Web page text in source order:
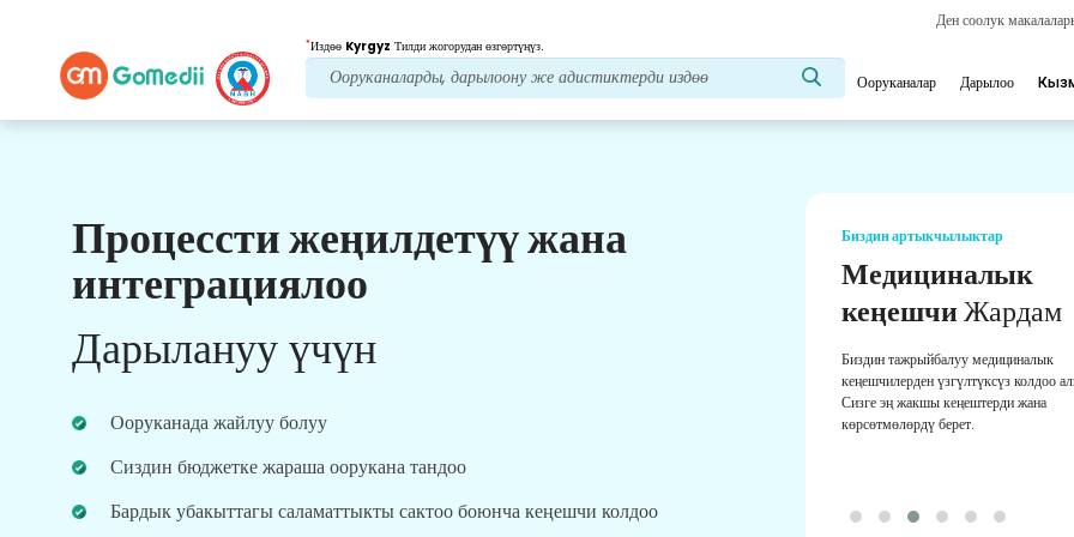
Ден соолук
*Издөө Kyrgyz Тилди жогорудан өзгөртүңүз.
Ооруканалар Дарылоо
Процессти жеңилдетүү жана
интеграциялоо
Дарылануу үчүн
Ооруканада жайлуу болуу
Сиздин бюджетке жараша оорукана тандоо
Бардык убакыттагы саламаттыкты сактоо боюнча кеңешчи колдоо
Биздин артыкчылыктар
Пост дарылоокам
көрүү
Ар дайым көйгөйлөрүңүздү чечүү үчүн биздин
дарылоо муктаждыктарыңыз боюнча
Биздин артыкчылыктар
Медициналык
кеңешчиЖардам
Биздин тажрыйбалуу медициналык
кеңешчилерден үзгүлтүксүз колдоо
Сизге эң жакшы кеңештерди жана
көрсөтмөлөрдү берет.